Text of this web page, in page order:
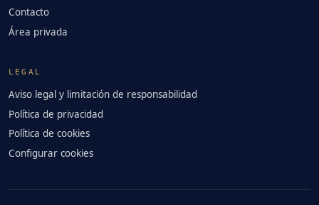
Contacto
Área privada
LEGAL
Aviso legal y limitación de responsabilidad
Política de privacidad
Política de cookies
Configurar cookies